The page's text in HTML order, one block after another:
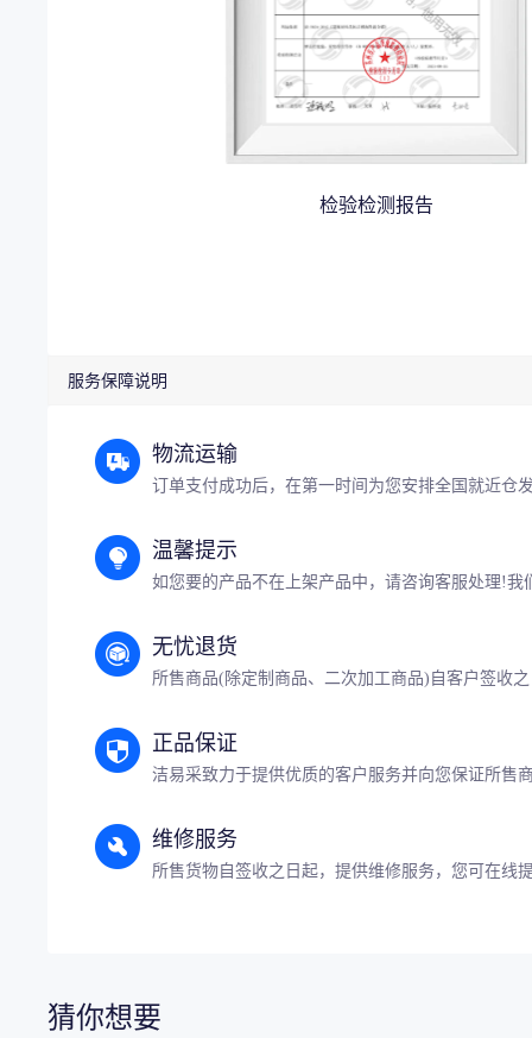
检验检测报告
服务保障说明
物流运输
订单支付成功后，在第一时间为您安排全国就近仓
温馨提示
如您要的产品不在上架产品中，请咨询客服处理!
无忧退货
所售商品(除定制商品、二次加工商品)自客户签收
正品保证
洁易采致力于提供优质的客户服务并向您保证所售
维修服务
所售货物自签收之日起，提供维修服务，您可在线
猜你想要